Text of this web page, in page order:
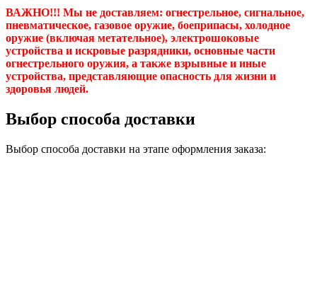
ВАЖНО!!! Мы не доставляем: огнестрельное, сигнальное,
пневматическое, газовое оружие, боеприпасы, холодное
оружие (включая метательное), электрошоковые
устройства и искровые разрядники, основные части
огнестрельного оружия, а также взрывные и иные
устройства, представляющие опасность для жизни и
здоровья людей.
Выбор способа доставки
Выбор способа доставки на этапе оформления заказа: